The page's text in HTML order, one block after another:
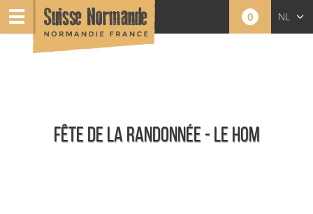
0 NL
FÊTE DE LA RANDONNÉE - LE HOM